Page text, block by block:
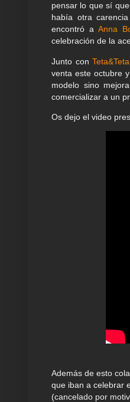
pensar lo que sí
había otra
encontró aAnna
celebración de la
Junto conTeta&Teta
venta este octubre
modelo sino
comercializar a un
Os dejo el video
Además de esto
que iban a celebrar
(cancelado por